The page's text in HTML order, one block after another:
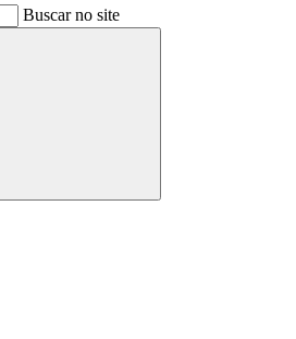
Buscar no site